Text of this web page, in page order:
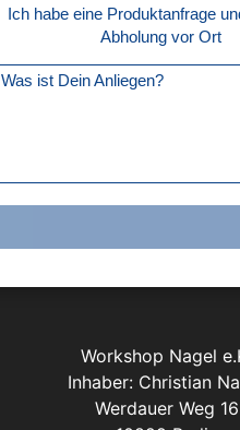
Ich habe eine Produktanfrage
Abholung vor Ort
Was ist Dein Anliegen?
Workshop Nagel
Inhaber: Christian
Werdauer Weg 16